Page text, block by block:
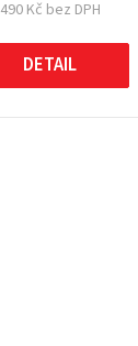
490 Kč bez DPH
DETAIL